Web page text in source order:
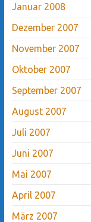
Januar 2008
Dezember 2007
November 2007
Oktober 2007
September 2007
August 2007
Juli 2007
Juni 2007
Mai 2007
April 2007
März 2007